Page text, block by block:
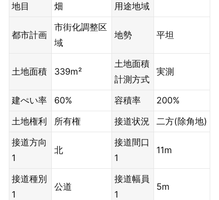
地目 畑 用途地域
都市計画
市街化調整区
域
地勢 平坦
土地面積 339m²
土地面積
計測方式
実測
建ぺい率 60% 容積率 200%
土地権利 所有権 接道状況 二方(除角地)
接道方向
1
北
接道間口
1
11m
接道種別
1
公道
接道幅員
1
5m